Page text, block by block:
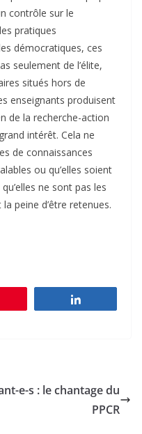
contrôle sur le
pratiques
démocratiques, ces
seulement de l’élite,
situés hors de
enseignants produisent
de la recherche-action
intérêt. Cela ne
de connaissances
ou qu’elles soient
ne sont pas les
peine d’être retenues.
e-s : le chantage du
PPCR